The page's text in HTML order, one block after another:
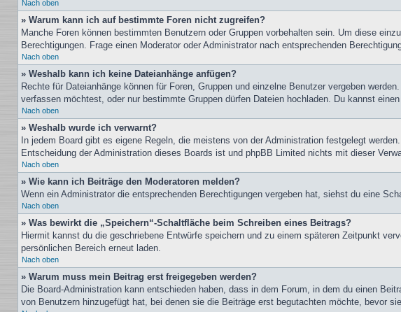
Nach oben
» Warum kann ich auf bestimmte Foren nicht zugreifen?
Manche Foren können bestimmten Benutzern oder Gruppen vorbehalten sein. Um diese
Berechtigungen. Frage einen Moderator oder Administrator nach entsprechenden
Nach oben
» Weshalb kann ich keine Dateianhänge anfügen?
Rechte für Dateianhänge können für Foren, Gruppen und einzelne Benutzer vergeben
verfassen möchtest, oder nur bestimmte Gruppen dürfen Dateien hochladen. Du kannst
Nach oben
» Weshalb wurde ich verwarnt?
In jedem Board gibt es eigene Regeln, die meistens von der Administration festgelegt
Entscheidung der Administration dieses Boards ist und phpBB Limited nichts mit dieser
Nach oben
» Wie kann ich Beiträge den Moderatoren melden?
Wenn ein Administrator die entsprechenden Berechtigungen vergeben hat, siehst du eine
Nach oben
» Was bewirkt die „Speichern“-Schaltfläche beim Schreiben eines Beitrags?
Hiermit kannst du die geschriebene Entwürfe speichern und zu einem späteren Zeitpunkt
persönlichen Bereich erneut laden.
Nach oben
» Warum muss mein Beitrag erst freigegeben werden?
Die Board-Administration kann entschieden haben, dass in dem Forum, in dem du einen
von Benutzern hinzugefügt hat, bei denen sie die Beiträge erst begutachten möchte, bevor